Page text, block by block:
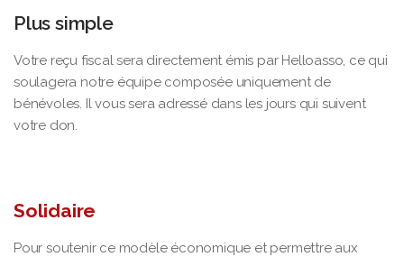
Plus simple
Votre reçu fiscal sera directement émis par Helloasso, ce qui
soulagera notre équipe composée uniquement de
bénévoles. Il vous sera adressé dans les jours qui suivent
votre don.
Solidaire
Pour soutenir ce modèle économique et permettre aux